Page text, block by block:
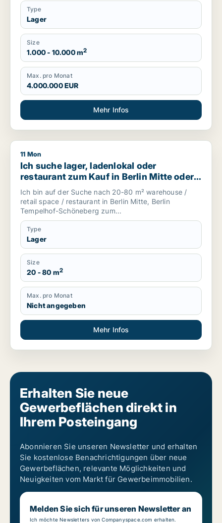
Type
Lager
Size
1.000 - 10.000 m2
Max. pro Monat
4.000.000 EUR
Mehr Infos
Ich suche lager, ladenlokal oder restaurant zum Kauf in
11 Mon
Ich suche lager, ladenlokal oder
restaurant zum Kauf in Berlin Mitte oder
Berlin Tempelhof-Schöneberg,
Deutschland
Ich bin auf der Suche nach 20-80 m² warehouse /
retail space / restaurant in Berlin Mitte, Berlin
Tempelhof-Schöneberg zum...
Type
Lager
Size
20 - 80 m2
Max. pro Monat
Nicht angegeben
Mehr Infos
Erhalten Sie neue
Gewerbeflächen direkt in
Ihrem Posteingang
Abonnieren Sie unseren Newsletter und erhalten
Sie kostenlose Benachrichtigungen über neue
Gewerbeflächen, relevante Möglichkeiten und
Neuigkeiten vom Markt für Gewerbeimmobilien.
Melden Sie sich für unseren Newsletter an
Ich möchte Newsletters von Companyspace.com erhalten.